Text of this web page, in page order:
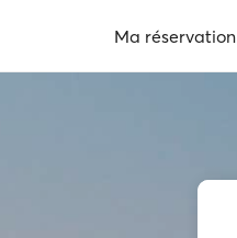
Ma réservation